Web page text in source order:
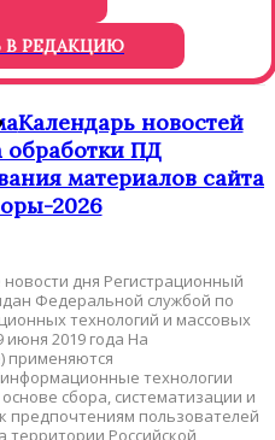
В РЕДАКЦИЮ
Календарь новостей
обработки ПД
материалов сайта
2026
дня Регистрационный
Федеральной службой по
технологий и массовых
2019 года На
применяются
технологии
сбора, систематизации и
предпочтениям пользователей
территории Российской